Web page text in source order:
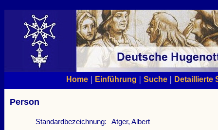
Home| Einführung | Suche| Detaillierte
Person
Standardbezeichnung:
Atger, Albert